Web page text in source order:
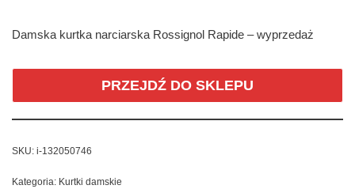
Damska kurtka narciarska Rossignol Rapide – wyprzedaż
PRZEJDŹ DO SKLEPU
SKU: i-132050746
Kategoria: Kurtki damskie